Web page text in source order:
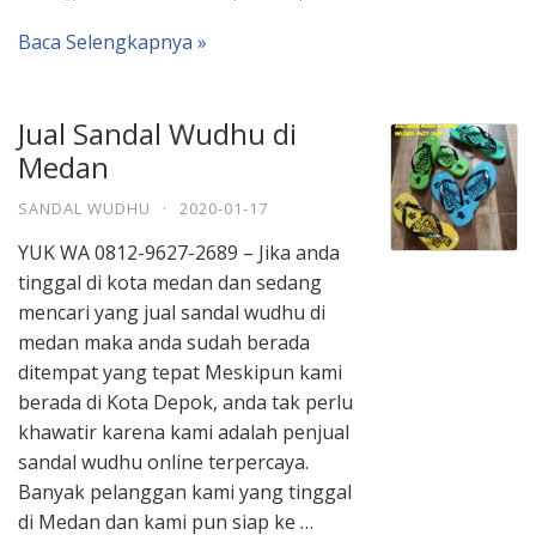
Baca Selengkapnya »
Jual Sandal Wudhu di
Medan
SANDAL WUDHU · 2020-01-17
YUK WA 0812-9627-2689 – Jika anda
tinggal di kota medan dan sedang
mencari yang jual sandal wudhu di
medan maka anda sudah berada
ditempat yang tepat Meskipun kami
berada di Kota Depok, anda tak perlu
khawatir karena kami adalah penjual
sandal wudhu online terpercaya.
Banyak pelanggan kami yang tinggal
di Medan dan kami pun siap ke …